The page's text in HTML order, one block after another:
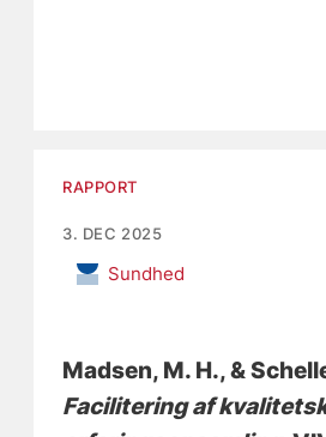
RAPPORT
3. DEC 2025
Sundhed
Madsen, M. H., &
Facilitering af